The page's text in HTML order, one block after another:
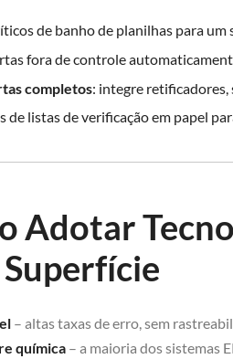
de banho de planilhas para um
fora de controle
completos: integre retificadores,
de listas de verificação em papel
Adotar
– altas taxas de erro, sem
química – a maioria dos sistemas